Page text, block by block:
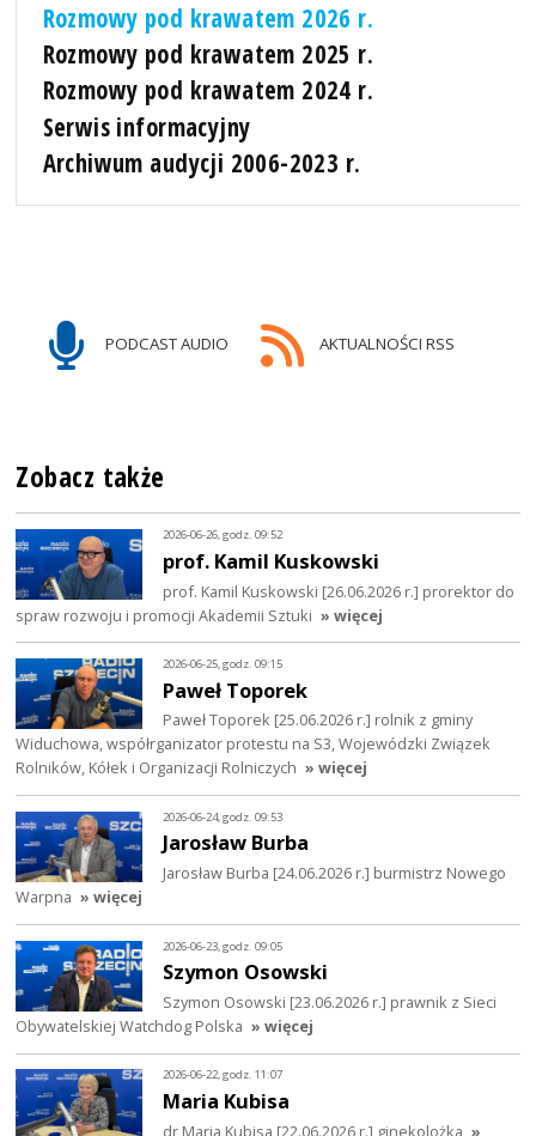
Rozmowy pod krawatem 2026 r.
Rozmowy pod krawatem 2025 r.
Rozmowy pod krawatem 2024 r.
Serwis informacyjny
Archiwum audycji 2006-2023 r.
PODCAST AUDIO AKTUALNOŚCI RSS
Zobacz także
2026-06-26, godz. 09:52
prof. Kamil Kuskowski
prof. Kamil Kuskowski [26.06.2026 r.] prorektor do
spraw rozwoju i promocji Akademii Sztuki » więcej
2026-06-25, godz. 09:15
Paweł Toporek
Paweł Toporek [25.06.2026 r.] rolnik z gminy
Widuchowa, współrganizator protestu na S3, Wojewódzki Związek
Rolników, Kółek i Organizacji Rolniczych » więcej
2026-06-24, godz. 09:53
Jarosław Burba
Jarosław Burba [24.06.2026 r.] burmistrz Nowego
Warpna » więcej
2026-06-23, godz. 09:05
Szymon Osowski
Szymon Osowski [23.06.2026 r.] prawnik z Sieci
Obywatelskiej Watchdog Polska » więcej
2026-06-22, godz. 11:07
Maria Kubisa
dr Maria Kubisa [22.06.2026 r.] ginekolożka »